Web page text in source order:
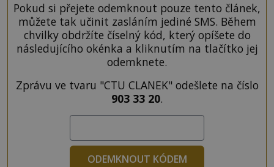
Pokud si přejete odemknout pouze tento článek,
můžete tak učinit zasláním jediné SMS. Během
chvilky obdržíte číselný kód, který opíšete do
následujícího okénka a kliknutím na tlačítko jej
odemknete.
Zprávu ve tvaru "CTU CLANEK" odešlete na číslo
903 33 20.
ODEMKNOUT KÓDEM